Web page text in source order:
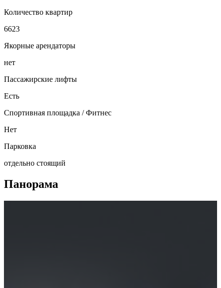
Количество квартир
6623
Якорные арендаторы
нет
Пассажирские лифты
Есть
Спортивная площадка / Фитнес
Нет
Парковка
отдельно стоящий
Панорама